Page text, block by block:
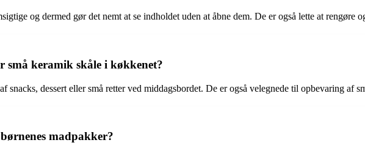
og dermed gør det nemt at se indholdet uden at åbne dem. De er også lette at rengøre
små keramik skåle i køkkenet?
snacks, dessert eller små retter ved middagsbordet. De er også velegnede til opbevaring af
madpakker?